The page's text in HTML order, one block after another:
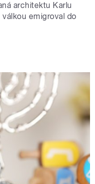
architektu Karlu
emigroval do